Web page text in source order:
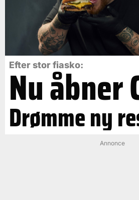
Efter stor fiasko:
Nu åbner
Drømme ny
Annonce